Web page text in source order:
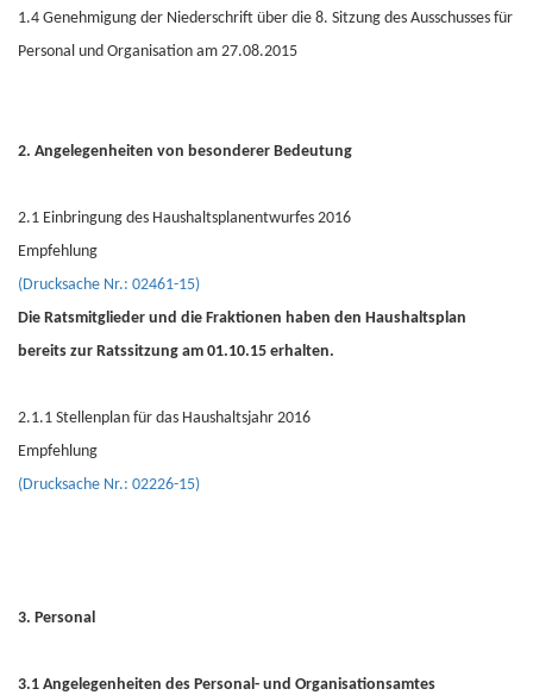
1.4 Genehmigung der Niederschrift über die 8. Sitzung des Ausschusses für
Personal und Organisation am 27.08.2015
2. Angelegenheiten von besonderer Bedeutung
2.1 Einbringung des Haushaltsplanentwurfes 2016
Empfehlung
(Drucksache Nr.: 02461-15)
Die Ratsmitglieder und die Fraktionen haben den Haushaltsplan
bereits zur Ratssitzung am 01.10.15 erhalten.
2.1.1 Stellenplan für das Haushaltsjahr 2016
Empfehlung
(Drucksache Nr.: 02226-15)
3. Personal
3.1 Angelegenheiten des Personal- und Organisationsamtes